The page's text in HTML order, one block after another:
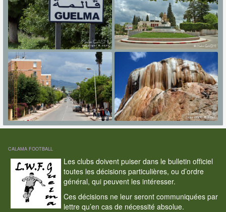
CALAMA FOOTBALL
Les clubs doivent puiser dans le bulletin officiel
toutes les décisions particulières, ou d’ordre
général, qui peuvent les intéresser.
Ces décisions ne leur seront communiquées par
lettre qu’en cas de nécessité absolue.